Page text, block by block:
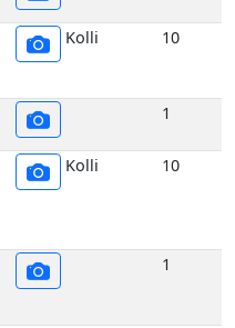
Kolli 10
1
Kolli 10
1